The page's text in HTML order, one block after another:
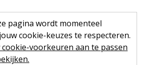
pagina wordt momenteel
cookie-keuzes te respecteren.
voorkeuren aan te passen